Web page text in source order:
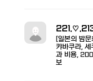
[일본의 밤
캬바쿠라, 세
과 비용,
보